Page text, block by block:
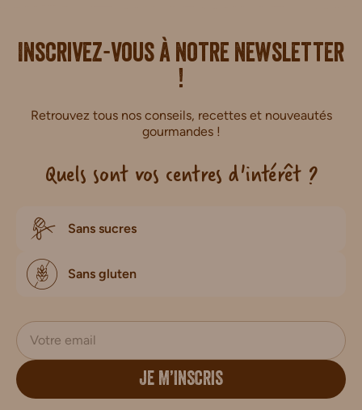
Inscrivez-vous à notre newsletter
!
Retrouvez tous nos conseils, recettes et nouveautés
gourmandes !
Quels sont vos centres d'intérêt ?
Sans sucres
Sans gluten
JE M’INSCRIS